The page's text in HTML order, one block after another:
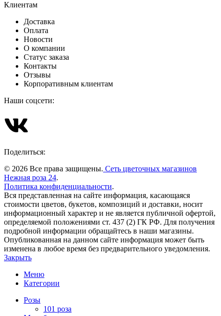
Клиентам
Доставка
Оплата
Новости
О компании
Статус заказа
Контакты
Отзывы
Корпоративным клиентам
Наши соцсети:
Поделиться:
© 2026 Все права защищены. Сеть цветочных магазинов
Нежная роза 24.
Политика конфиденциальности.
Вся представленная на сайте информация, касающаяся
стоимости цветов, букетов, композиций и доставки, носит
информационный характер и не является публичной офертой,
определяемой положениями ст. 437 (2) ГК РФ. Для получения
подробной информации обращайтесь в наши магазины.
Опубликованная на данном сайте информация может быть
изменена в любое время без предварительного уведомления.
Закрыть
Меню
Категории
Розы
101 роза